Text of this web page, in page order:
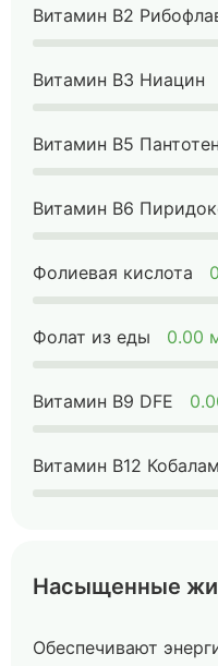
Витамин B2
Витамин B3 Ниацин
Витамин B5
Витамин B6
Фолиевая кислота
Фолат из еды 0.00
Витамин B9 DFE
Витамин B12
Насыщенные
Обеспечивают